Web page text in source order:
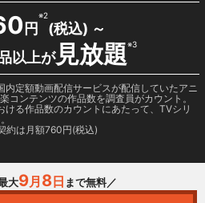
円
※2
(税込) ～
以上が見放題※3
定額動画配信サービスが配信していたアニ
コンテンツの作品数を調査員がカウント。
る作品数のカウントにあたって、TVシリ
約は月額760円(税込)
大9月 8日 まで無料／